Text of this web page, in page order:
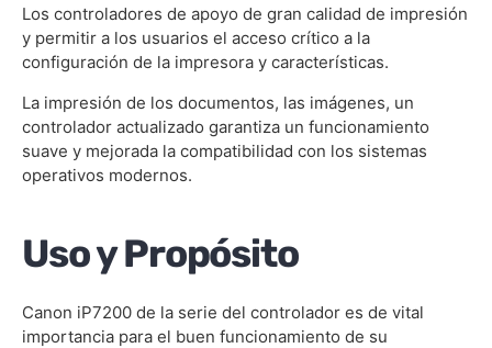
Los controladores de apoyo de gran calidad de impresión
y permitir a los usuarios el acceso crítico a la
configuración de la impresora y características.
La impresión de los documentos, las imágenes, un
controlador actualizado garantiza un funcionamiento
suave y mejorada la compatibilidad con los sistemas
operativos modernos.
Uso y Propósito
Canon iP7200 de la serie del controlador es de vital
importancia para el buen funcionamiento de su